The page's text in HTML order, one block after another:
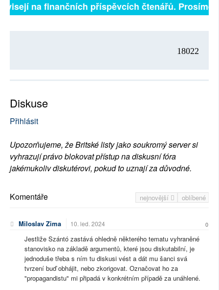
na finančních příspěvcích čtenářů. Prosíme,
18022
Diskuse
Přihlásit
Upozorňujeme, že Britské listy jako soukromý server si
vyhrazují právo blokovat přístup na diskusní fóra
jakémukoliv diskutérovi, pokud to uznají za důvodné.
nejnovější oblíbené
Komentáře
Miloslav Zima 10. led. 2024 0
Jestliže Szántó zastává ohledně některého tematu vyhraněné
stanovisko na základě argumentů, které jsou diskutabilní, je
jednoduše třeba s ním tu diskusi vést a dát mu šanci svá
tvrzení buď obhájit, nebo zkorigovat. Označovat ho za
"propagandistu" mi připadá v konkrétním případě za unáhlené.